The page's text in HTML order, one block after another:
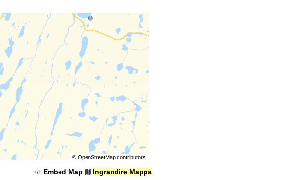
© OpenStreetMapcontributors.
Embed Map Ingrandire Mappa